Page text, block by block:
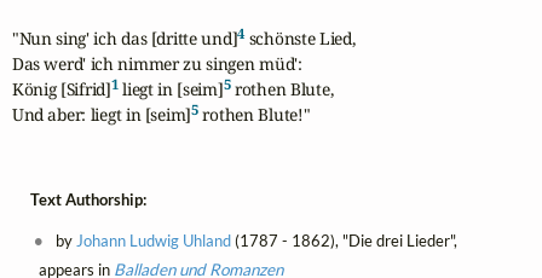
"Nun sing' ich das [dritte und]4 schönste Lied,
Das werd' ich nimmer zu singen müd':
König [Sifrid]1 liegt in [seim]5 rothen Blute,
Und aber: liegt in [seim]5 rothen Blute!"
Text Authorship:
by Johann Ludwig Uhland(1787 - 1862), "Die drei Lieder",
appears in Balladen und Romanzen